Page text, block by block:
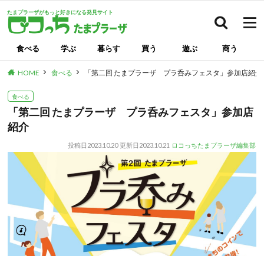
たまプラーザがもっと好きになる発見サイト
食べる 学ぶ 暮らす 買う 遊ぶ 商う
HOME 食べる 「第二回 たまプラーザ プラ呑みフェスタ」参加店紹介
食べる
「第二回 たまプラーザ プラ呑みフェスタ」参加店
紹介
投稿日 2023.10.20 更新日 2023.10.21 ロコっちたまプラーザ編集部